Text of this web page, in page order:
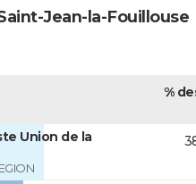
Jean-la-Fouillouse
%
Union de la